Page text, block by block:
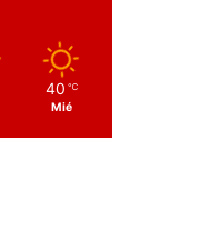
40 ℃
Mié